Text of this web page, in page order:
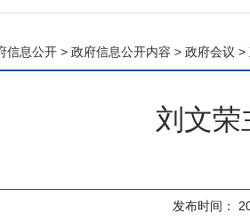
信息公开 > 政府信息公开内容 > 政府会议 >
刘文荣
发布时间：